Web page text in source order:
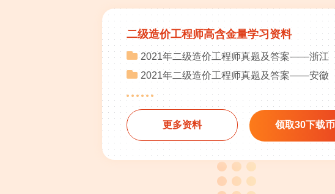
二级造价工程师高含金量学习资料
2021年二级造价工程师真题及答案——浙江
2021年二级造价工程师真题及答案——安徽
更多资料 领取30下载币